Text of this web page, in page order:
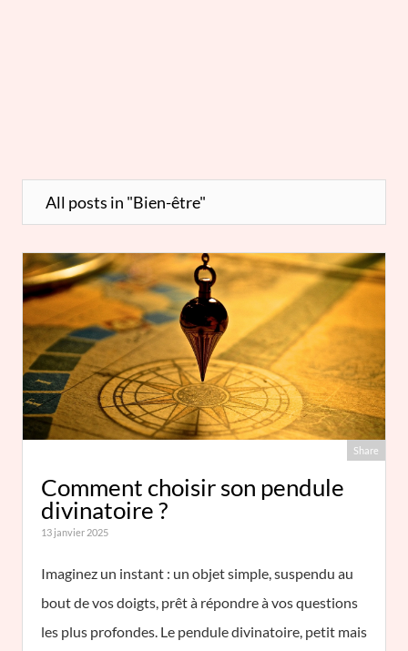
All posts in "Bien-être"
Share
Comment choisir son pendule
divinatoire ?
13 janvier 2025
Imaginez un instant : un objet simple, suspendu au
bout de vos doigts, prêt à répondre à vos questions
les plus profondes. Le pendule divinatoire, petit mais